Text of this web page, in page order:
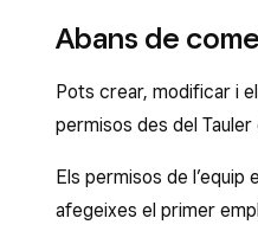
Abans de
Pots crear, modificar i
permisos des del
Els permisos de l’equip
afegeixes el primer